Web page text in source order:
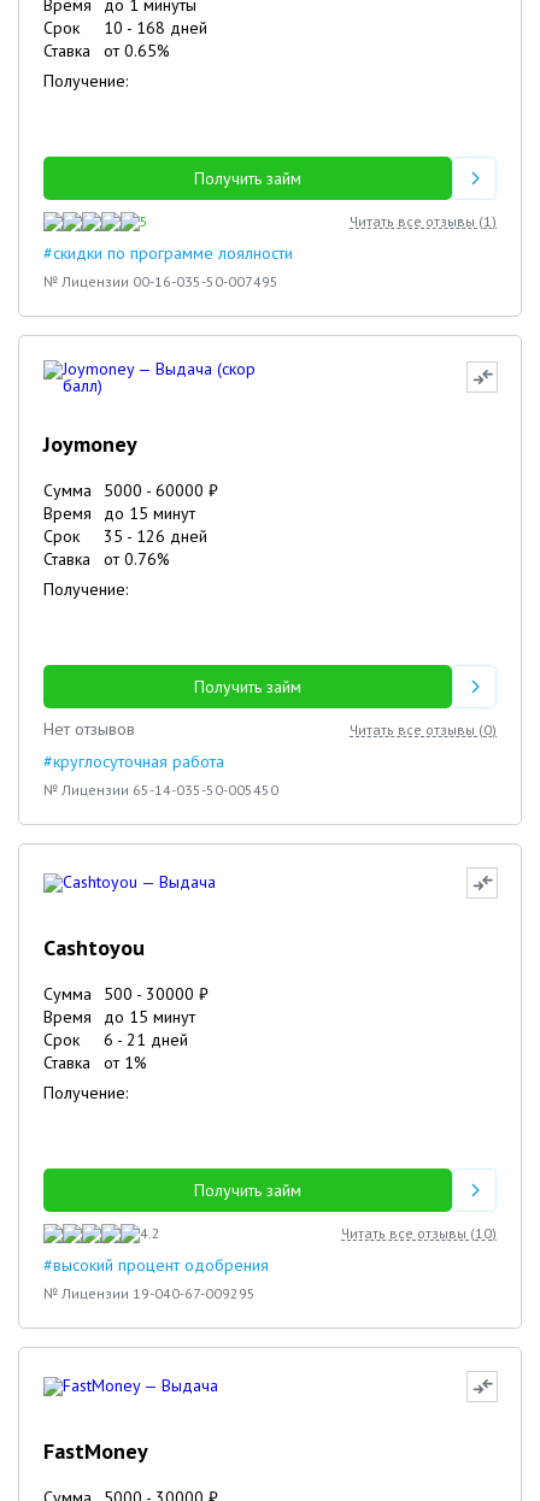
Время
до 1 минуты
Срок
10 - 168 дней
Ставка
от0.65%
Получение:
Получить займ
5 Читать все отзывы (1)
#скидки по программе лоялности
№ Лицензии 00-16-035-50-007495
Joymoney
Сумма 5000 - 60000 ₽
Время
до 15 минут
Срок
35 - 126 дней
Ставка
от0.76%
Получение:
Получить займ
Нет отзывов
Читать все отзывы (0)
#круглосуточная работа
№ Лицензии 65-14-035-50-005450
Cashtoyou
Сумма 500 - 30000 ₽
Время
до 15 минут
Срок
6 - 21 дней
Ставка
от 1%
Получение:
Получить займ
4.2 Читать все отзывы (10)
#высокий процент одобрения
№ Лицензии 19-040-67-009295
FastMoney